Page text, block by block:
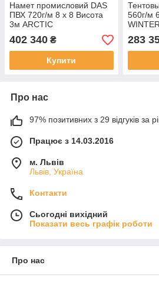
Намет промисловий DAS
ПВХ 720г/м 8 x 8 Висота
3м ARCTIC
402 340 ₴
Купити
560г/м
283
Про нас
97% позитивних з 29 відгуків за
Працює з 14.03.2016
м. Львів
Львів, Україна
Контакти
Сьогодні вихідний
Показати весь графік роботи
Про нас